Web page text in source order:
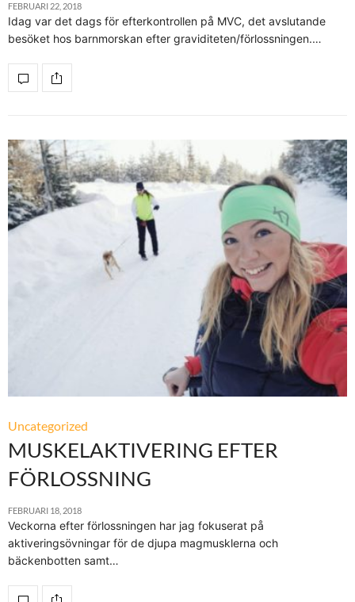
FEBRUARI 22, 2018
Idag var det dags för efterkontrollen på MVC, det avslutande
besöket hos barnmorskan efter graviditeten/förlossningen.…
Uncategorized
MUSKELAKTIVERING EFTER
FÖRLOSSNING
FEBRUARI 18, 2018
Veckorna efter förlossningen har jag fokuserat på
aktiveringsövningar för de djupa magmusklerna och
bäckenbotten samt…